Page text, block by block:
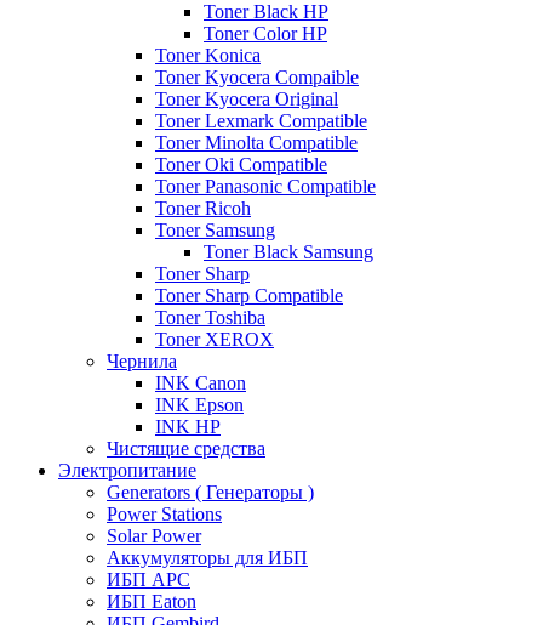
Toner Black HP
Toner Color HP
Toner Konica
Toner Kyocera Compaible
Toner Kyocera Original
Toner Lexmark Compatible
Toner Minolta Compatible
Toner Oki Compatible
Toner Panasonic Compatible
Toner Ricoh
Toner Samsung
Toner Black Samsung
Toner Sharp
Toner Sharp Compatible
Toner Toshiba
Toner XEROX
Чернила
INK Canon
INK Epson
INK HP
Чистящие средства
Электропитание
Generators ( Генераторы )
Power Stations
Solar Power
Аккумуляторы для ИБП
ИБП APC
ИБП Eaton